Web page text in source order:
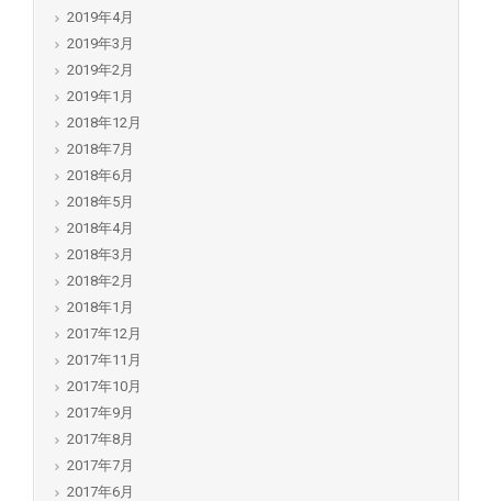
2019年4月
2019年3月
2019年2月
2019年1月
2018年12月
2018年7月
2018年6月
2018年5月
2018年4月
2018年3月
2018年2月
2018年1月
2017年12月
2017年11月
2017年10月
2017年9月
2017年8月
2017年7月
2017年6月